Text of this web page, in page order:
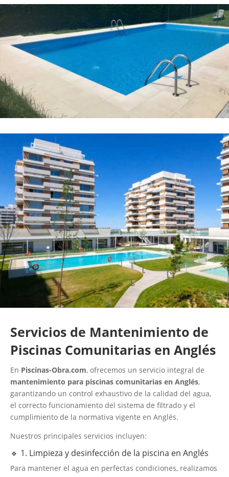
Servicios de Mantenimiento de
Piscinas Comunitarias en Anglés
En Piscinas-Obra.com, ofrecemos un servicio integral de
mantenimiento para piscinas comunitarias en Anglés,
garantizando un control exhaustivo de la calidad del agua,
el correcto funcionamiento del sistema de filtrado y el
cumplimiento de la normativa vigente en Anglés.
Nuestros principales servicios incluyen:
🔹 1. Limpieza y desinfección de la piscina en Anglés
Para mantener el agua en perfectas condiciones, realizamos